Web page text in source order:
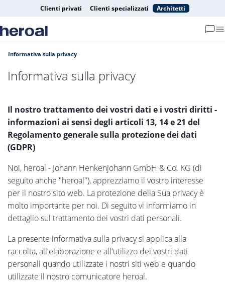
Clienti privati Clienti specializzati Architetti
Informativa sulla privacy
Informativa sulla privacy
Il nostro trattamento dei vostri dati e i vostri diritti -
informazioni ai sensi degli articoli 13, 14 e 21 del
Regolamento generale sulla protezione dei dati
(GDPR)
Noi, heroal - Johann Henkenjohann GmbH & Co. KG (di
seguito anche "heroal"), apprezziamo il vostro interesse
per il nostro sito web. La protezione della Sua privacy è
molto importante per noi. Di seguito vi informiamo in
dettaglio sul trattamento dei vostri dati personali.
La presente informativa sulla privacy si applica alla
raccolta, all'elaborazione e all'utilizzo dei vostri dati
personali quando utilizzate i nostri siti web e quando
utilizzate il nostro comunicatore heroal.